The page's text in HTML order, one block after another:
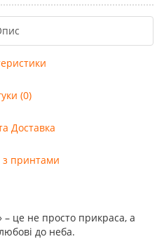
(0)
Доставка
з принтами
– це не просто прикраса, а
до неба.